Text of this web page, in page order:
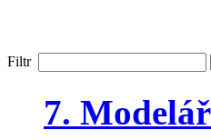
Filtr
7.